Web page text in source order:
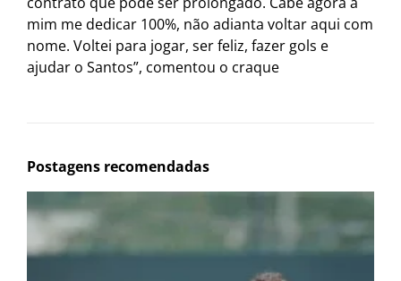
mim me dedicar 100%, não adianta voltar aqui com
nome. Voltei para jogar, ser feliz, fazer gols e
ajudar o Santos”, comentou o craque
Postagens recomendadas